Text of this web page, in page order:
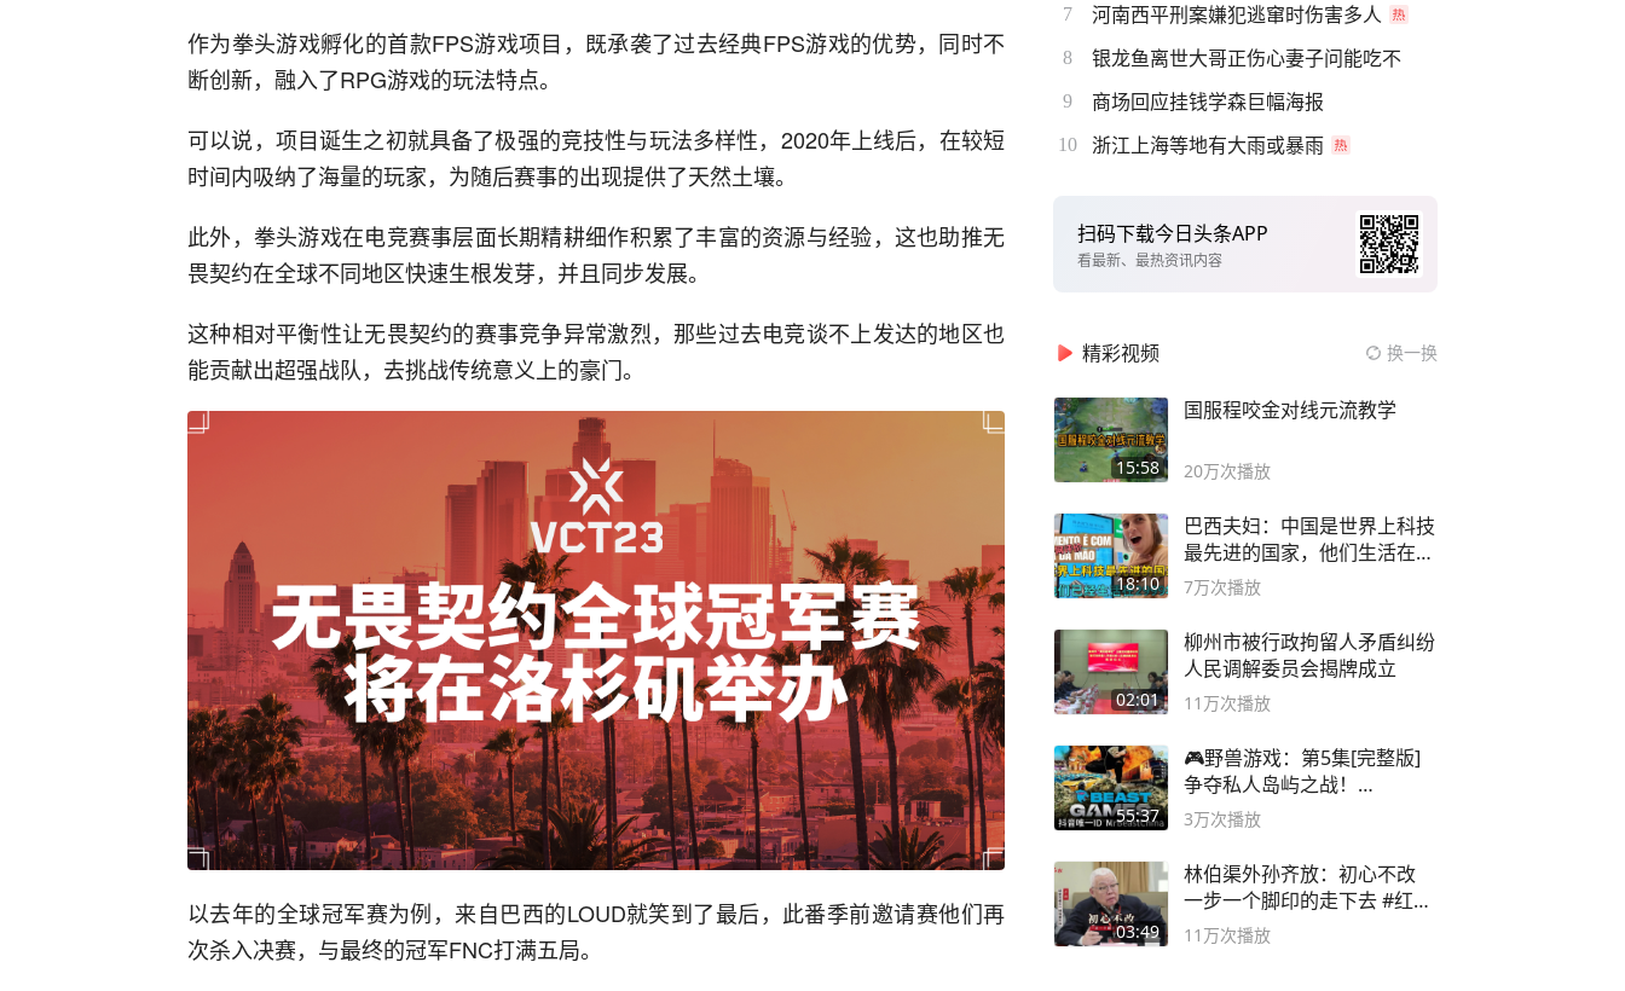
作为拳头游戏孵化的首款FPS游戏项目，既承袭了过去经典FPS游戏的优势，同时不
断创新，融入了RPG游戏的玩法特点。
可以说，项目诞生之初就具备了极强的竞技性与玩法多样性，2020年上线后，在较短
时间内吸纳了海量的玩家，为随后赛事的出现提供了天然土壤。
此外，拳头游戏在电竞赛事层面长期精耕细作积累了丰富的资源与经验，这也助推无
畏契约在全球不同地区快速生根发芽，并且同步发展。
这种相对平衡性让无畏契约的赛事竞争异常激烈，那些过去电竞谈不上发达的地区也
能贡献出超强战队，去挑战传统意义上的豪门。
以去年的全球冠军赛为例，来自巴西的LOUD就笑到了最后，此番季前邀请赛他们再
次杀入决赛，与最终的冠军FNC打满五局。
7 河南西平刑案嫌犯逃窜时伤害多人
8 银龙鱼离世大哥正伤心妻子问能吃不
9 商场回应挂钱学森巨幅海报
10 浙江上海等地有大雨或暴雨
扫码下载今日头条APP
看最新、最热资讯内容
精彩视频 换一换
15:58
国服程咬金对线元流教学
20万次播放
18:10
巴西夫妇：中国是世界上科技
最先进的国家，他们生活在
2999年
7万次播放
02:01
柳州市被行政拘留人矛盾纠纷
人民调解委员会揭牌成立
11万次播放
55:37
🎮野兽游戏：第5集[完整版]
争夺私人岛屿之战！
#MrBeastChina
3万次播放
03:49
林伯渠外孙齐放：初心不改
一步一个脚印的走下去 #红船
论坛
11万次播放